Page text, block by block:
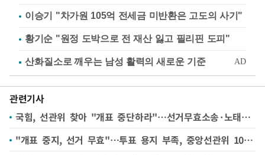
이승기 "차가원 105억 전세금 미반환은 고도의 사기"
황기순 "원정 도박으로 전 재산 잃고 필리핀 도피"
관련기사
국힘, 선관위 찾아 "개표 중단하라"…선거무효소송·노태악 탄핵안 등 검토(종합)
"개표 중지, 선거 무효"…투표 용지 부족, 중앙선관위 1000명 모여(종합2보)